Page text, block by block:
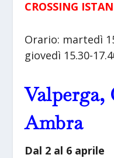
CROSSING
Orario: martedì
giovedì 15.30-
Valperga,
Ambra
Dal 2 al 6 aprile